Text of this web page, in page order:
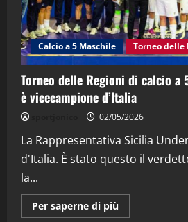
4
"SportEmpire" in
“SportEmpire”
(Martedi 14
15/04/2026
"SportEmpire" in
“SportEmpire” in
08/04/2026
Calcio a 5 Maschile Torneo delle
Torneo delle Regioni di calcio a
è vicecampione d’Italia
02/05/2026
La Rappresentativa Sicilia
d'Italia. È stato questo il
la...
Per saperne di più
informazioni